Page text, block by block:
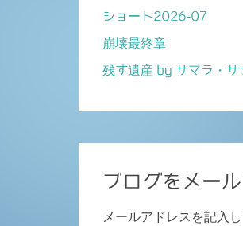
ショート2026-07
崩壊最終章
残す遺産 by サマラ・サ
ブログをメー
メールアドレスを記入